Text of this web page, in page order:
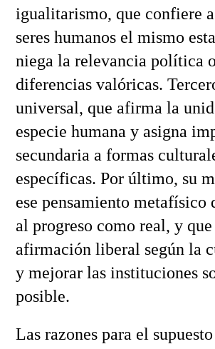
igualitarismo, que confiere
seres humanos el mismo
niega la relevancia política
diferencias valóricas.
universal, que afirma la
especie humana y asigna
secundaria a formas
específicas. Por último, su
ese pensamiento metafísico
al progreso como real, y
afirmación liberal según la
y mejorar las instituciones
posible.
Las razones para el